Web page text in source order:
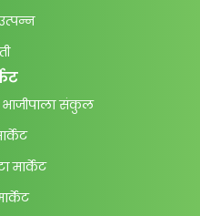
भाजीपाला संकुल
मार्केट